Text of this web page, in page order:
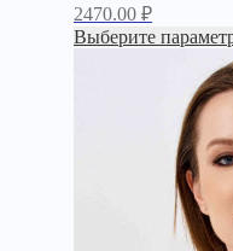
2470.00 ₽
Выберите